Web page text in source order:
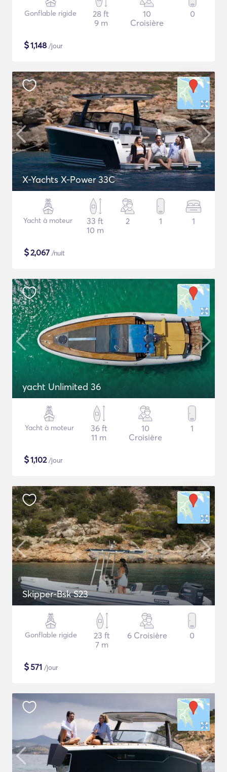
Gonflable rigide
28 ft
9 m
10
Croisière
0
$1,148 /jour
X-Yachts X-Power 33C
Yacht à moteur
33 ft
10 m
2 1 1
$2,067 /nuit
yacht Unlimited 36
Yacht à moteur
36 ft
11 m
10
Croisière
1
$1,102/jour
Skipper-Bsk S23
Gonflable rigide
23 ft
7 m
6 Croisière 0
$571 /jour